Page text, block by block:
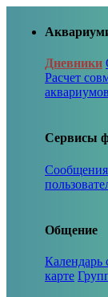
Дневники
Расчет
аквариумов
Сервисы
Сообщения
Общение
Календарь
карте